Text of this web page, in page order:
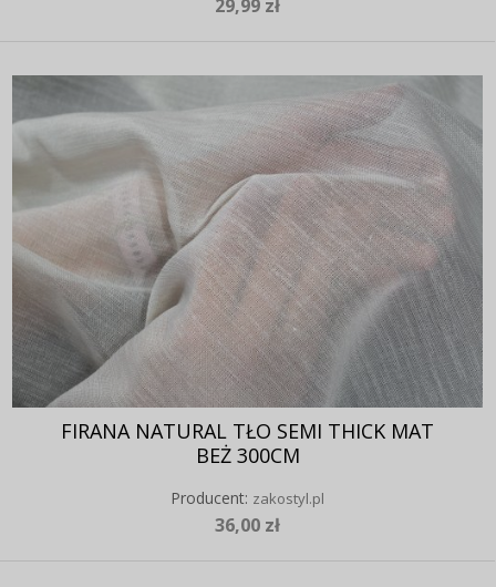
29,99 zł
FIRANA NATURAL TŁO SEMI THICK MAT
BEŻ 300CM
Producent: zakostyl.pl
36,00 zł